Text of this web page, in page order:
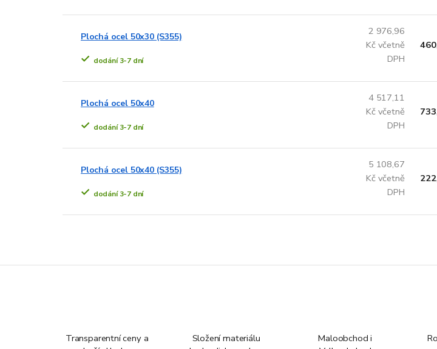
Plochá ocel 50x30 (S355)
dodání 3-7 dní
2 976,96
Kč včetně
DPH
Plochá ocel 50x40
dodání 3-7 dní
4 517,11
Kč včetně
DPH
Plochá ocel 50x40 (S355)
dodání 3-7 dní
5 108,67
Kč včetně
DPH
Transparentní ceny a
Složení materiálu
Maloobchod i